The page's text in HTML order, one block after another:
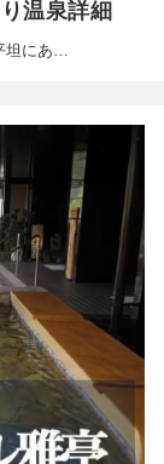
温泉詳細
坦にあ…